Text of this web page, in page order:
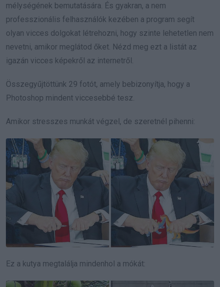
mélységének bemutatására. És gyakran, a nem
professzionális felhasználók kezében a program segít
olyan vicces dolgokat létrehozni, hogy szinte lehetetlen nem
nevetni, amikor meglátod őket. Nézd meg ezt a listát az
igazán vicces képekről az internetről.
Összegyűjtöttünk 29 fotót, amely bebizonyítja, hogy a
Photoshop mindent viccesebbé tesz.
Amikor stresszes munkát végzel, de szeretnél pihenni:
Ez a kutya megtalálja mindenhol a mókát: